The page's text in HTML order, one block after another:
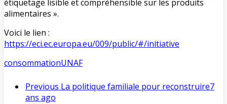
étiquetage lisible et compréhensible sur les produits
alimentaires ».
Voici le lien :
https://eci.ec.europa.eu/009/public/#/initiative
consommationUNAF
Previous La politique familiale pour reconstruire7
ans ago